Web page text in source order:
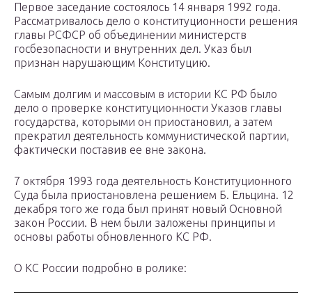
Первое заседание состоялось 14 января 1992 года.
Рассматривалось дело о конституционности решения
главы РСФСР об объединении министерств
госбезопасности и внутренних дел. Указ был
признан нарушающим Конституцию.
Самым долгим и массовым в истории КС РФ было
дело о проверке конституционности Указов главы
государства, которыми он приостановил, а затем
прекратил деятельность коммунистической партии,
фактически поставив ее вне закона.
7 октября 1993 года деятельность Конституционного
Суда была приостановлена решением Б. Ельцина. 12
декабря того же года был принят новый Основной
закон России. В нем были заложены принципы и
основы работы обновленного КС РФ.
О КС России подробно в ролике: